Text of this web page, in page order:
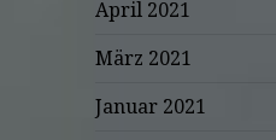
April 2021
März 2021
Januar 2021